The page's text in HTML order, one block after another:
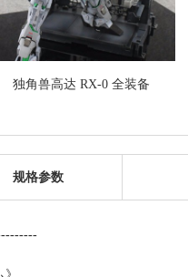
独角兽高达 RX-0 全装备
规格参数